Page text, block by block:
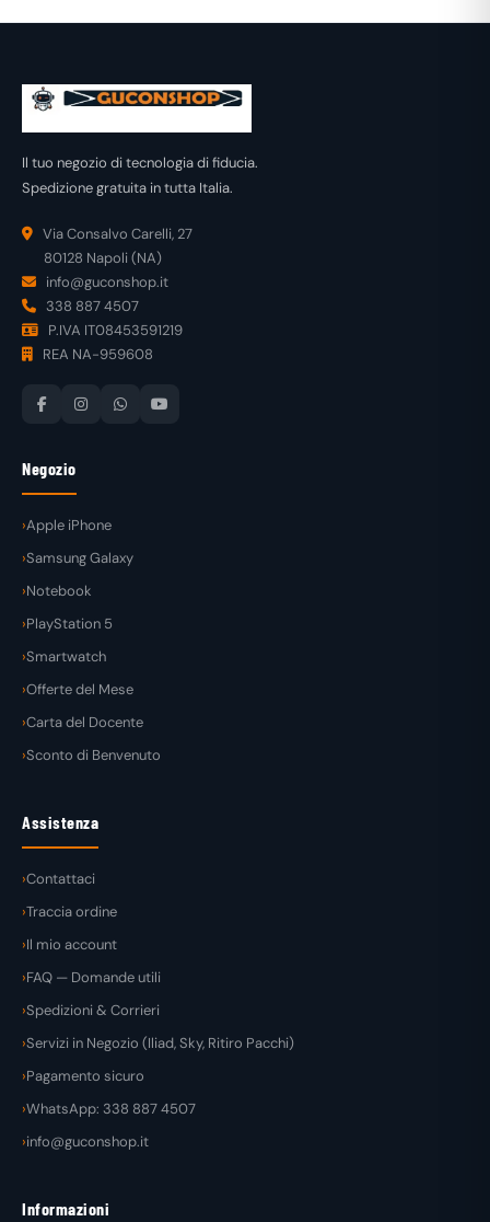
Il tuo negozio di tecnologia di fiducia.
Spedizione gratuita in tutta Italia.
Via Consalvo Carelli, 27
80128 Napoli (NA)
info@guconshop.it
338 887 4507
P.IVA IT08453591219
REA NA-959608
Negozio
Apple iPhone
Samsung Galaxy
Notebook
PlayStation 5
Smartwatch
Offerte del Mese
Carta del Docente
Sconto di Benvenuto
Assistenza
Contattaci
Traccia ordine
Il mio account
FAQ — Domande utili
Spedizioni & Corrieri
Servizi in Negozio (Iliad, Sky, Ritiro Pacchi)
Pagamento sicuro
WhatsApp: 338 887 4507
info@guconshop.it
Informazioni